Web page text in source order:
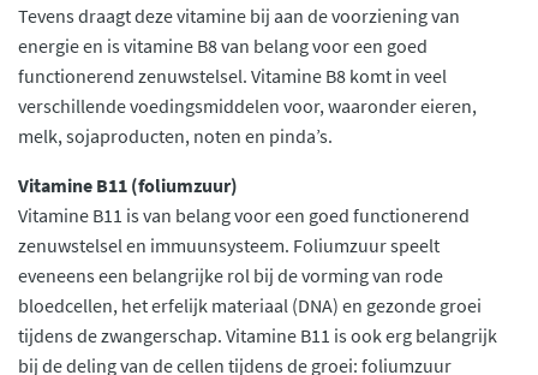
Tevens draagt deze vitamine bij aan de voorziening van
energie en is vitamine B8 van belang voor een goed
functionerend zenuwstelsel. Vitamine B8 komt in veel
verschillende voedingsmiddelen voor, waaronder eieren,
melk, sojaproducten, noten en pinda’s.
Vitamine B11 (foliumzuur)
Vitamine B11 is van belang voor een goed functionerend
zenuwstelsel en immuunsysteem. Foliumzuur speelt
eveneens een belangrijke rol bij de vorming van rode
bloedcellen, het erfelijk materiaal (DNA) en gezonde groei
tijdens de zwangerschap. Vitamine B11 is ook erg belangrijk
bij de deling van de cellen tijdens de groei: foliumzuur